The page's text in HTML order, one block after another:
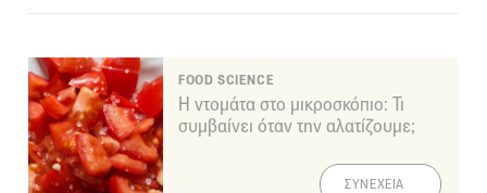
FOOD SCIENCE
Η ντομάτα στο μικροσκόπιο: Τι
συμβαίνει όταν την αλατίζουμε;
ΣΥΝΕΧΕΙΑ